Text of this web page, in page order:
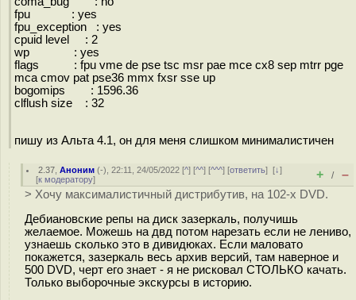
fpu : yes
fpu_exception : yes
cpuid level : 2
wp : yes
flags : fpu vme de pse tsc msr pae mce cx8 sep mtrr pge
mca cmov pat pse36 mmx fxsr sse up
bogomips : 1596.36
clflush size : 32
пишу из Альта 4.1, он для меня слишком минималистичен
2.37 ,Аноним (-), 22:11, 24/05/2022 [^] [^^] [^^^] [ответить][↓]
[к модератору] + / –
> Хочу максималистичный дистрибутив, на 102-х DVD.
Дебиановские репы на диск зазеркаль, получишь
желаемое. Можешь на двд потом нарезать если не лениво,
узнаешь сколько это в дивидюках. Если маловато
покажется, зазеркаль весь архив версий, там наверное и
500 DVD, черт его знает - я не рисковал СТОЛЬКО качать.
Только выборочные экскурсы в историю.